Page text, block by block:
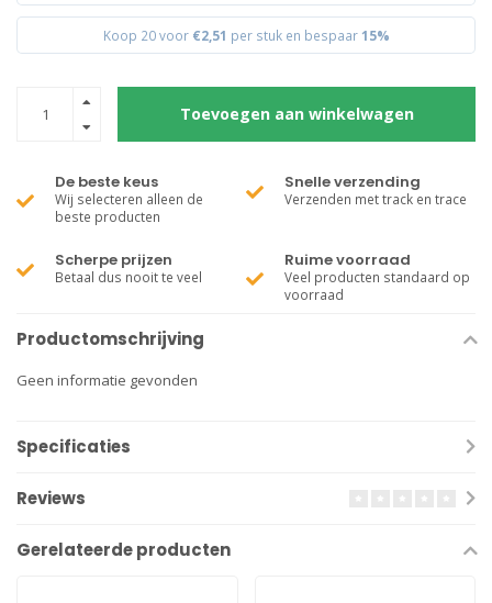
Koop 20 voor €2,51 per stuk en bespaar 15%
Toevoegen aan winkelwagen
De beste keus
Wij selecteren alleen de
beste producten
Snelle verzending
Verzenden met track en trace
Scherpe prijzen
Betaal dus nooit te veel
Ruime voorraad
Veel producten standaard op
voorraad
Productomschrijving
Geen informatie gevonden
Specificaties
Reviews
Gerelateerde producten